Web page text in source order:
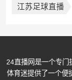
江苏足球直播
24直播网是一个专门
体育迷提供了一个便